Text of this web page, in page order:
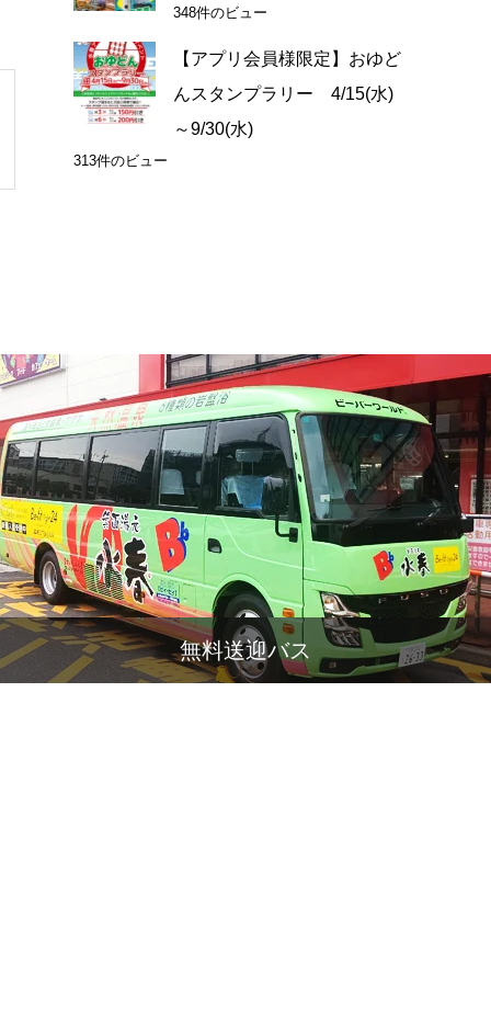
348件のビュー
【アプリ会員様限定】おゆど
んスタンプラリー 4/15(水)
～9/30(水)
313件のビュー
無料送迎バス